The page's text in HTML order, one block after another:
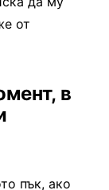
от
в
пък, ако